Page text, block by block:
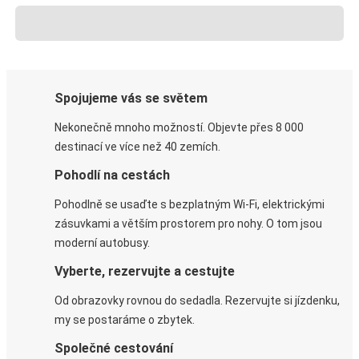
Spojujeme vás se světem
Nekonečně mnoho možností. Objevte přes 8 000
destinací ve více než 40 zemích.
Pohodlí na cestách
Pohodlně se usaďte s bezplatným Wi-Fi, elektrickými
zásuvkami a větším prostorem pro nohy. O tom jsou
moderní autobusy.
Vyberte, rezervujte a cestujte
Od obrazovky rovnou do sedadla. Rezervujte si jízdenku,
my se postaráme o zbytek.
Společné cestování